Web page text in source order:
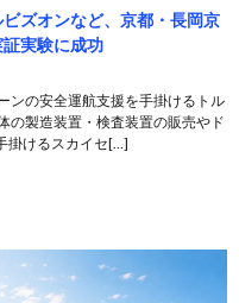
ビズオンなど、京都・長岡京
実験に成功
ンの安全運航支援を手掛けるトル
の製造装置・検査装置の販売やド
掛けるスカイセ[…]